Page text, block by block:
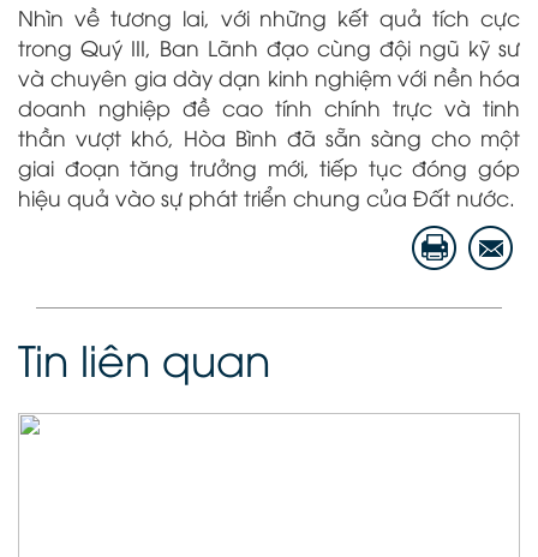
Nhìn về tương lai, với những kết quả tích cực
trong Quý III, Ban Lãnh đạo cùng đội ngũ kỹ sư
và chuyên gia dày dạn kinh nghiệm với nền hóa
doanh nghiệp đề cao tính chính trực và tinh
thần vượt khó, Hòa Bình đã sẵn sàng cho một
giai đoạn tăng trưởng mới, tiếp tục đóng góp
hiệu quả vào sự phát triển chung của Đất nước.
Tin liên quan